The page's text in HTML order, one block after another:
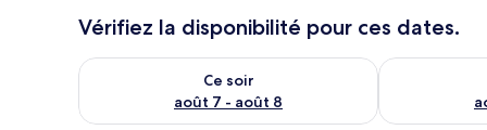
Vérifiez la disponibilité pour ces dates.
Ce soir
août 7 - août 8
Vérifier la disponibilité pour ce soir août 7 - août 8
Vérifier la